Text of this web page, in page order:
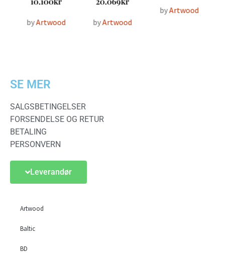
byArtwood byArtwood
byArtwood
SE MER
SALGSBETINGELSER
FORSENDELSE OG RETUR
BETALING
PERSONVERN
Leverandør
Artwood
Baltic
BD